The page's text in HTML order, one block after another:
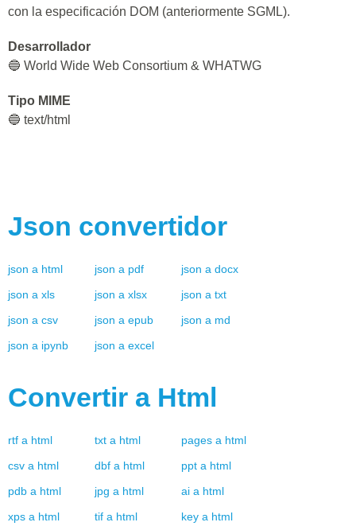
con la especificación DOM (anteriormente SGML).
Desarrollador
🔵 World Wide Web Consortium & WHATWG
Tipo MIME
🔵 text/html
Json convertidor
json a html json a pdf json a docx
json a xls json a xlsx json a txt
json a csv json a epub json a md
json a ipynb json a excel
Convertir a Html
rtf a html txt a html pages a html
csv a html dbf a html ppt a html
pdb a html jpg a html ai a html
xps a html tif a html key a html